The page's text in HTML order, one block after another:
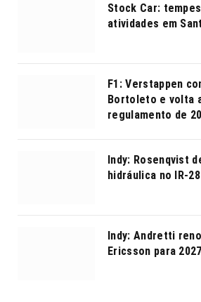
Stock Car:
atividades em
F1: Verstappen
Bortoleto e volta
regulamento de
Indy: Rosenqvist
hidráulica no IR-28
Indy: Andretti
Ericsson para 2027